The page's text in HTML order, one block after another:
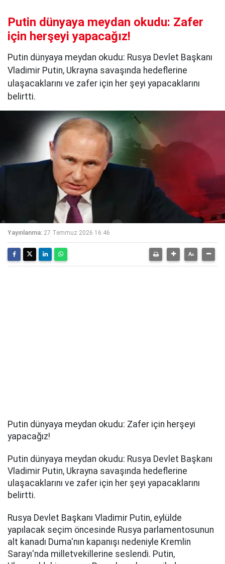
Putin dünyaya meydan okudu: Zafer
için herşeyi yapacağız!
Putin dünyaya meydan okudu: Rusya Devlet Başkanı
Vladimir Putin, Ukrayna savaşında hedeflerine
ulaşacaklarını ve zafer için her şeyi yapacaklarını
belirtti.
Yayınlanma: 27 Temmuz 2026 16:46
Putin dünyaya meydan okudu: Zafer için herşeyi
yapacağız!
Putin dünyaya meydan okudu: Rusya Devlet Başkanı
Vladimir Putin, Ukrayna savaşında hedeflerine
ulaşacaklarını ve zafer için her şeyi yapacaklarını
belirtti.
Rusya Devlet Başkanı Vladimir Putin, eylülde
yapılacak seçim öncesinde Rusya parlamentosunun
alt kanadı Duma'nın kapanışı nedeniyle Kremlin
Sarayı'nda milletvekillerine seslendi. Putin,